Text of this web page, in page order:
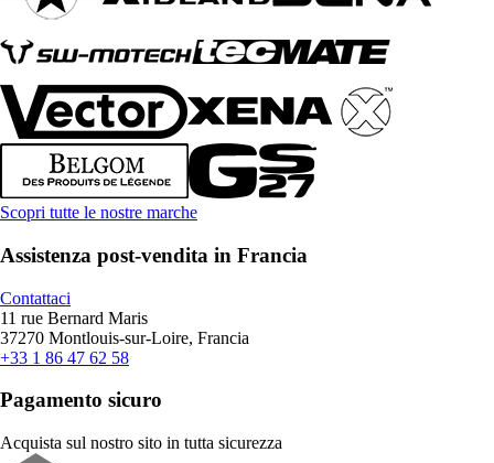
Scopri tutte le nostre marche
Assistenza post-vendita in Francia
Contattaci
11 rue Bernard Maris
37270 Montlouis-sur-Loire, Francia
+33 1 86 47 62 58
Pagamento sicuro
Acquista sul nostro sito in tutta sicurezza